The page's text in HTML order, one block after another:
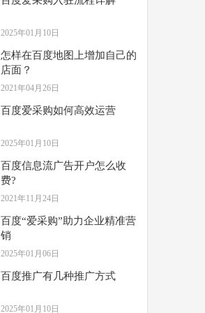
2025年01月10日
怎样在百度地图上增加自己的
店面？
2021年04月26日
百度爱采购如何高效运营
2025年01月10日
百度信息流广告开户怎么收
费?
2021年11月24日
百度“爱采购”助力企业精准营
销
2025年01月06日
百度推广有几种推广方式
2025年01月10日